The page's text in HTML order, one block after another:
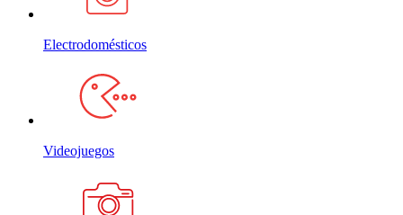
Electrodomésticos
Videojuegos